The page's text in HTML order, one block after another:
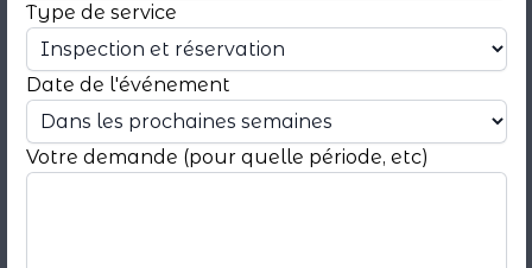
Type de service
Date de l'événement
Votre demande (pour quelle période, etc)
Rue sainte-anastase
57 m²
Le Marais - 3ème Arrondissement de Paris
Wi-fi (500 utilisateurs)